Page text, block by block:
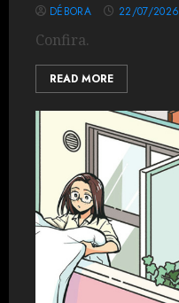
DÉBORA 22/07/2026
Confira.
READ MORE